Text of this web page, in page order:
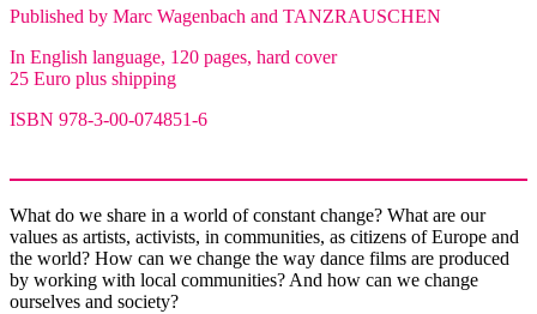
Published by Marc Wagenbach and TANZRAUSCHEN
In English language, 120 pages, hard cover
25 Euro plus shipping
ISBN 978-3-00-074851-6
What do we share in a world of constant change? What are our
values as artists, activists, in communities, as citizens of Europe and
the world? How can we change the way dance films are produced
by working with local communities? And how can we change
ourselves and society?